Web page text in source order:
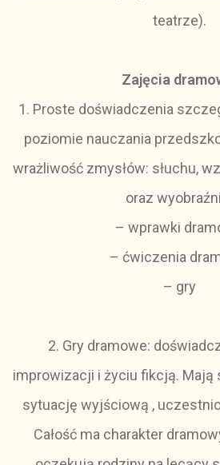
teatrze).
Zajęcia
1. Proste doświadczenia
poziomie nauczania
wrażliwość zmysłów: słuchu,
oraz
– wprawki
– ćwiczenia
– gry
2. Gry dramowe:
improwizacji i życiu fikcją.
sytuację wyjściową ,
Całość ma charakter